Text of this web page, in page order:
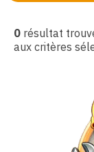
0 résultat
aux critères